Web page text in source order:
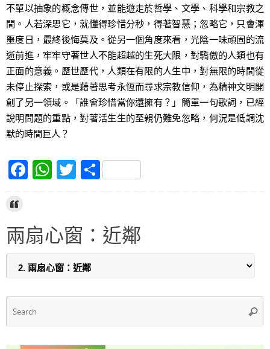
不單以抽象的概念傳世，並能遊走於哲學、文學、科學和宗教之
間。人若深思它，就懂得珍惜分秒，得著智慧；忽略它，只會渾
噩度日，最終後悔莫及。從另一個角度來看，光陰一味頑固的流
逝前進，牢牢守著世人不能超越的生死大限，對驕傲的人類也有
正面的意義。歷世歷代，人類在有限的人生中，對無限的時間從
未停止探索，或是藉著思考永恆而尋求宗教信仰，為精神文明開
創了另一領域。「誰會珍惜當你還擁有？」簡單一句歌詞，已經
說明問題的重點，對著活生生的至親仍難免忽略，何況是低調沈
默的時間巨人？
F
e
b
o
k
W
s
A
p
T
er
S
e
兩扇心窗：近鄰